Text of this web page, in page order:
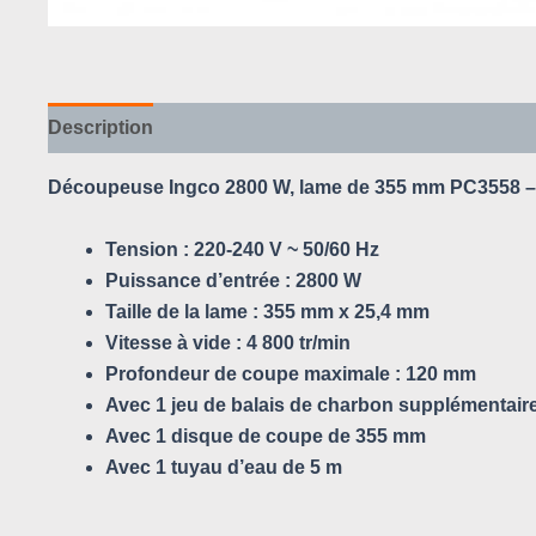
Description
Découpeuse Ingco 2800 W, lame de 355 mm PC3558 –
Tension : 220-240 V ~ 50/60 Hz
Puissance d’entrée : 2800 W
Taille de la lame : 355 mm x 25,4 mm
Vitesse à vide : 4 800 tr/min
Profondeur de coupe maximale : 120 mm
Avec 1 jeu de balais de charbon
Avec 1 disque de coupe de 355 mm
Avec 1 tuyau d’eau de 5 m